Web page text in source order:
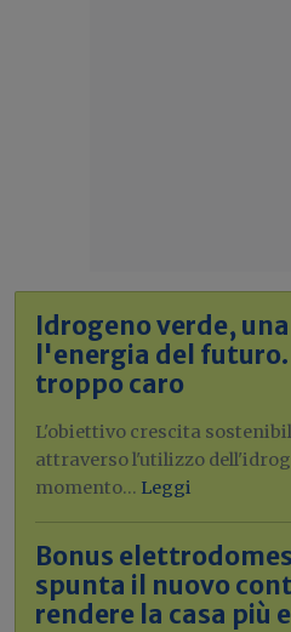
Idrogeno verde,
l'energia del
troppo caro
L'obiettivo crescita
attraverso l'utilizzo
momento... Leggi
Bonus
spunta il nuovo
rendere la casa più